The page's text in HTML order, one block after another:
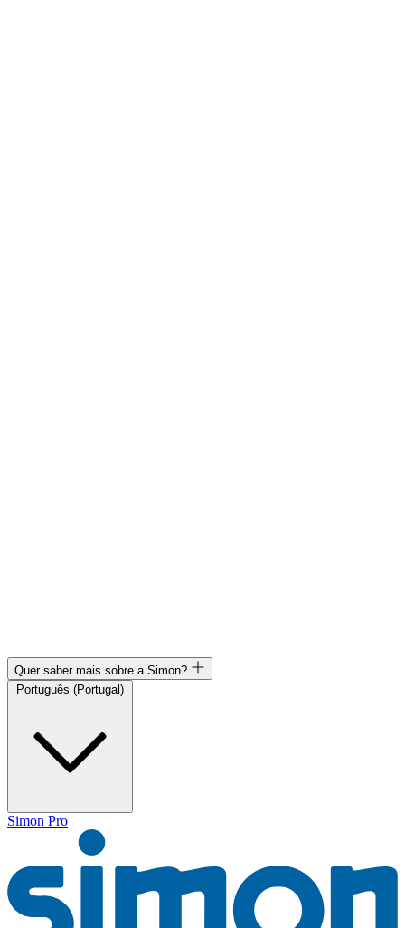
Quer saber mais sobre a Simon?
Simon Pro